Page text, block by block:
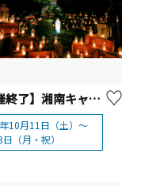
【開催終了】湘南キャンドル2025
10月11日（土）～
（月・祝）